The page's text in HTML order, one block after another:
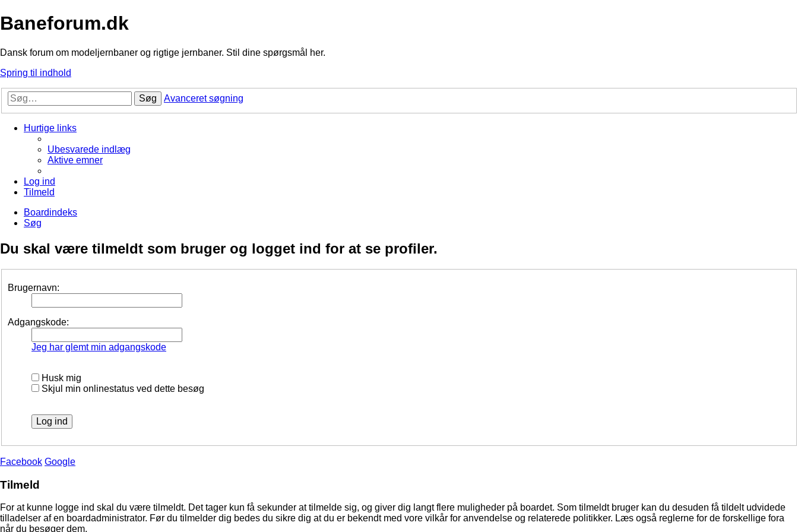
Baneforum.dk
Dansk forum om modeljernbaner og rigtige jernbaner. Stil dine spørgsmål her.
Spring til indhold
Søg Avanceret søgning
Hurtige links
Ubesvarede indlæg
Aktive emner
Log ind
Tilmeld
Boardindeks
Søg
Du skal være tilmeldt som bruger og logget ind for at se profiler.
Brugernavn:
Adgangskode:
Jeg har glemt min adgangskode
Husk mig
Skjul min onlinestatus ved dette besøg
Facebook Google
Tilmeld
For at kunne logge ind skal du være tilmeldt. Det tager kun få sekunder at tilmelde sig, og giver dig langt flere muligheder på boardet. Som tilmeldt bruger kan du desuden få tildelt udvidede
tilladelser af en boardadministrator. Før du tilmelder dig bedes du sikre dig at du er bekendt med vore vilkår for anvendelse og relaterede politikker. Læs også reglerne for de forskellige fora
når du besøger dem.